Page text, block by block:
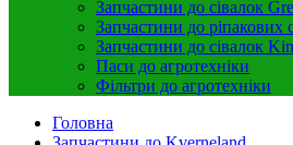
Запчастини до сівалок
Запчастини до ріпакових
Запчастини до сівалок
Паси до агротехніки
Фільтри до агротехніки
Головна